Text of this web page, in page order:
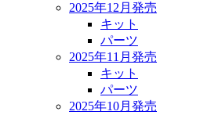
2025年12月発売
キット
パーツ
2025年11月発売
キット
パーツ
2025年10月発売